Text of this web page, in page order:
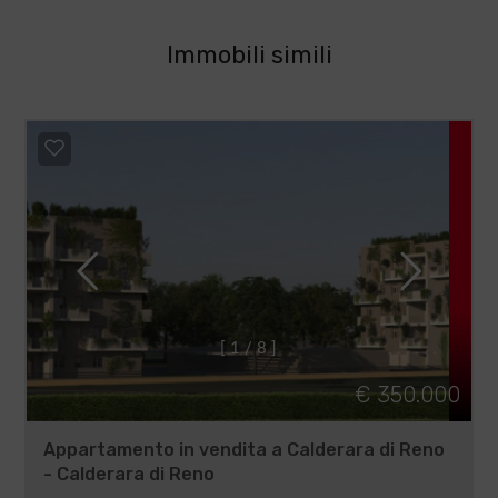
Immobili simili
[ 1 / 8 ]
€ 350.000
Appartamento in vendita a Calderara di Reno
- Calderara di Reno